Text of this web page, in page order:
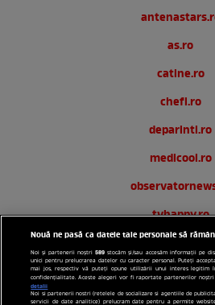
as.ro
catine.ro
chefi.ro
deparinti.ro
medicool.ro
tvhappy.ro
useit.ro
zutv.ro
Trends
Nouă ne pasă ca datele tale personale să
Noi și partenerii noștri589 stocăm și/sau accesăm informații pe
unici pentru prelucrarea datelor cu caracter personal. Puteți
mai jos, respectiv vă puteți opune utilizării unui interes legitim
confidențialitate. Aceste alegeri vor fi raportate partenerilor
detalii
Noi si partenerii nostri (retelele de socializare si agentiile de
servicii de date analitice) prelucram date pentru a permite